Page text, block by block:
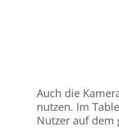
Auch die
nutzen. Im
Nutzer auf dem